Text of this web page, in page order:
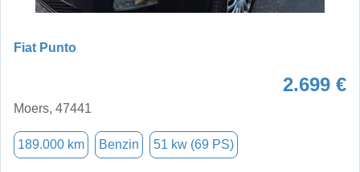
Fiat Punto
2.699 €
Moers, 47441
189.000 km Benzin 51 kw (69 PS)